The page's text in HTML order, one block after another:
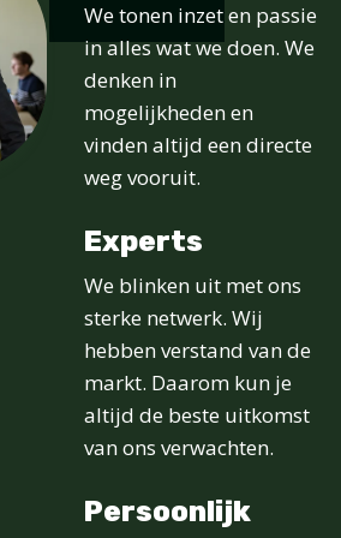
We tonen inzet en passie
in alles wat we doen. We
denken in
mogelijkheden en
vinden altijd een directe
weg vooruit.
Experts
We blinken uit met ons
sterke netwerk. Wij
hebben verstand van de
markt. Daarom kun je
altijd de beste uitkomst
van ons verwachten.
Persoonlijk